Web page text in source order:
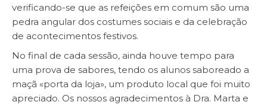
verificando-se que as refeições em comum são uma
pedra angular dos costumes sociais e da celebração
de acontecimentos festivos.
No final de cada sessão, ainda houve tempo para
uma prova de sabores, tendo os alunos saboreado a
maçã «porta da loja», um produto local que foi muito
apreciado. Os nossos agradecimentos à Dra. Marta e